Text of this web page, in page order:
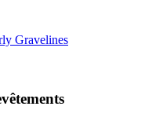
Gravelines